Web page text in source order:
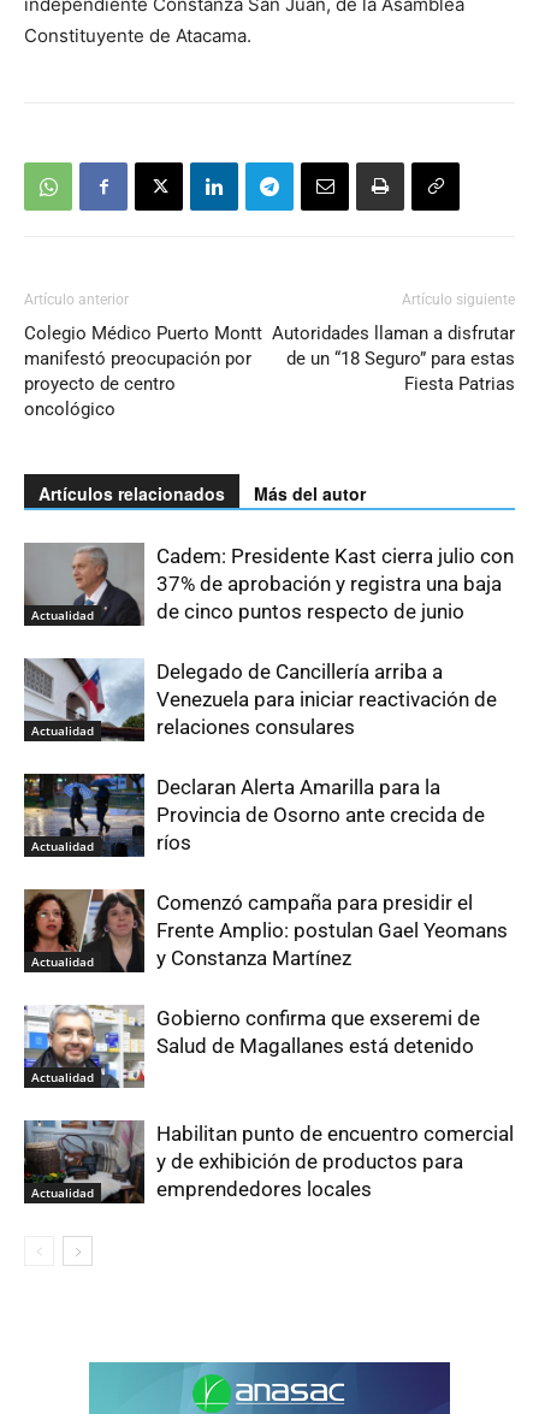
Constituyente de Atacama.
Artículo anterior
Colegio Médico Puerto Montt
manifestó preocupación por
proyecto de centro
oncológico
Artículo siguiente
Autoridades llaman a disfrutar
de un “18 Seguro” para estas
Fiesta Patrias
Artículos relacionados Más del autor
Actualidad
Cadem: Presidente Kast cierra julio con
37% de aprobación y registra una baja
de cinco puntos respecto de junio
Actualidad
Delegado de Cancillería arriba a
Venezuela para iniciar reactivación de
relaciones consulares
Actualidad
Declaran Alerta Amarilla para la
Provincia de Osorno ante crecida de
ríos
Actualidad
Comenzó campaña para presidir el
Frente Amplio: postulan Gael Yeomans
y Constanza Martínez
Actualidad
Gobierno confirma que exseremi de
Salud de Magallanes está detenido
Actualidad
Habilitan punto de encuentro comercial
y de exhibición de productos para
emprendedores locales